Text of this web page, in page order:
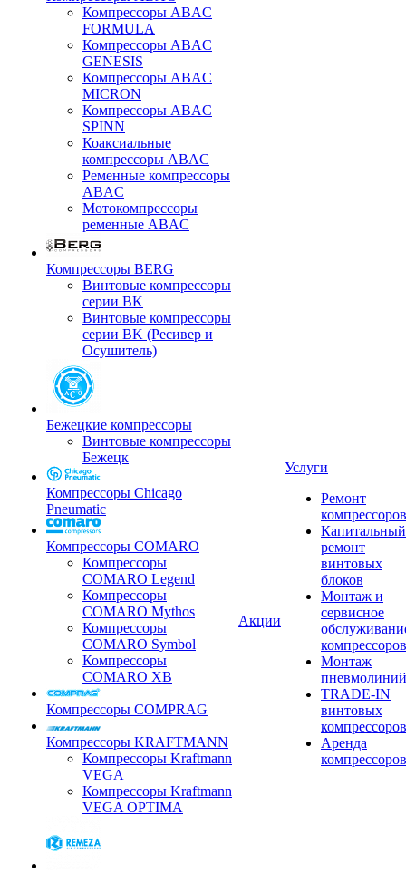
Компрессоры ABAC
FORMULA
Компрессоры ABAC
GENESIS
Компрессоры ABAC
MICRON
Компрессоры ABAC
SPINN
Коаксиальные
компрессоры ABAC
Ременные компрессоры
ABAC
Мотокомпрессоры
ременные ABAC
Компрессоры BERG
Винтовые компрессоры
серии BK
Винтовые компрессоры
серии BK (Ресивер и
Осушитель)
Бежецкие компрессоры
Винтовые компрессоры
Бежецк
Компрессоры Chicago
Pneumatic
Компрессоры COMARO
Компрессоры
COMARO Legend
Компрессоры
COMARO Mythos
Компрессоры
COMARO Symbol
Компрессоры
COMARO XB
Компрессоры COMPRAG
Компрессоры KRAFTMANN
Компрессоры Kraftmann
VEGA
Компрессоры Kraftmann
VEGA OPTIMA
Акции
Услуги
Ремонт
компрессоров
Капитальный
ремонт
винтовых
блоков
Монтаж и
сервисное
компрессоров
Монтаж
пневмолиний
TRADE-IN
винтовых
компрессоров
Аренда
компрессоров